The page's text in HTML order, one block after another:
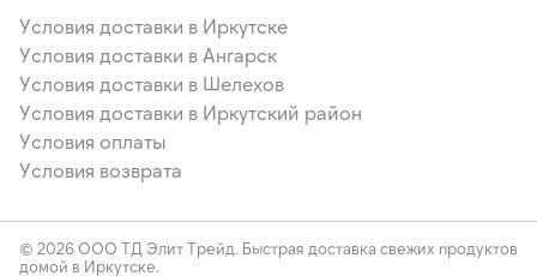
Условия доставки в Иркутске
Условия доставки в Ангарск
Условия доставки в Шелехов
Условия доставки в Иркутский район
Условия оплаты
Условия возврата
© 2026 ООО ТД Элит Трейд. Быстрая доставка свежих продуктов
домой в Иркутске.